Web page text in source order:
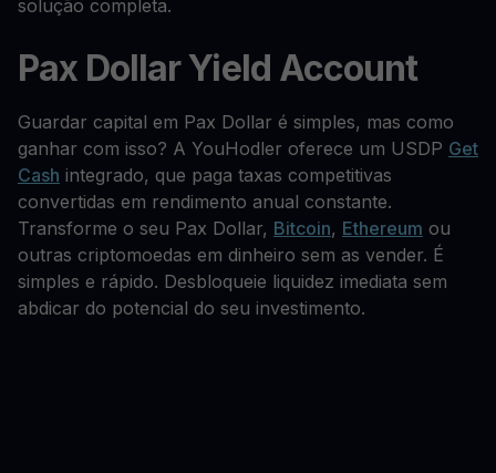
solução completa.
Pax Dollar Yield Account
Guardar capital em Pax Dollar é simples, mas como
ganhar com isso? A YouHodler oferece um USDP Get
Cash integrado, que paga taxas competitivas
convertidas em rendimento anual constante.
Transforme o seu Pax Dollar, Bitcoin, Ethereum ou
outras criptomoedas em dinheiro sem as vender. É
simples e rápido. Desbloqueie liquidez imediata sem
abdicar do potencial do seu investimento.